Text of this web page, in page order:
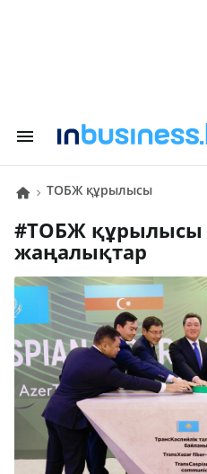
ТОБЖ құрылысы
# ТОБЖ құрылысы
жаңалықтар